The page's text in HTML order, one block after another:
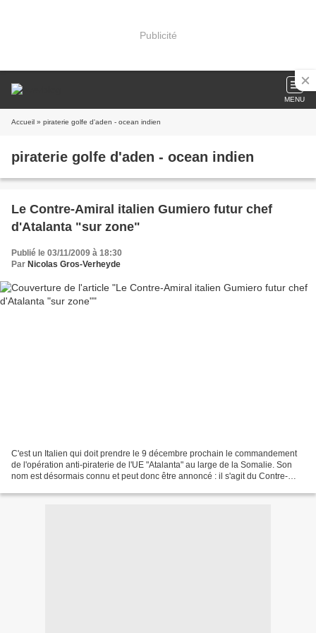
Publicité
MENU
Accueil » piraterie golfe d'aden - ocean indien
piraterie golfe d'aden - ocean indien
Le Contre-Amiral italien Gumiero futur chef
d'Atalanta "sur zone"
Publié le 03/11/2009 à 18:30
Par Nicolas Gros-Verheyde
C'est un Italien qui doit prendre le 9 décembre prochain le commandement
de l'opération anti-piraterie de l'UE "Atalanta" au large de la Somalie. Son
nom est désormais connu et peut donc être annoncé : il s'agit du Contre-